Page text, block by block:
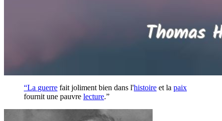
“La guerre fait joliment bien dans l'histoire et la paix
fournit une pauvre lecture.”